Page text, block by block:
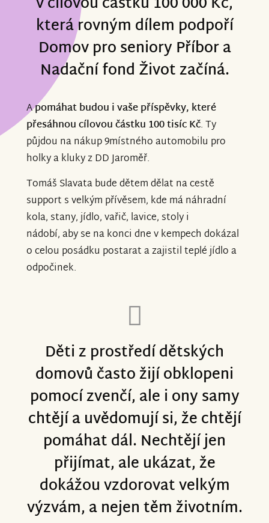
která rovným dílem podpoří
Domov pro seniory Příbor a
Nadační fond Život začíná.
Apomáhat budou i vaše příspěvky, které
přesáhnou cílovou částku 100 tisíc Kč. Ty
půjdou na nákup 9místného automobilu pro
holky a kluky z DD Jaroměř.
Tomáš Slavata bude dětem dělat na cestě
support s velkým přívěsem, kde má náhradní
kola, stany, jídlo, vařič, lavice, stoly i
nádobí, aby se na konci dne v kempech dokázal
o celou posádku postarat a zajistil teplé jídlo a
odpočinek.
Děti z prostředí dětských
domovů často žijí obklopeni
pomocí zvenčí, ale i ony samy
chtějí a uvědomují si, že chtějí
pomáhat dál. Nechtějí jen
přijímat, ale ukázat, že
dokážou vzdorovat velkým
výzvám, a nejen těm životním.